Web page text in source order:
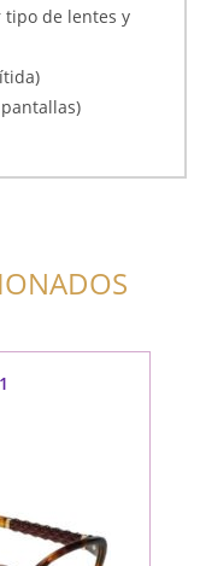
tipo de lentes y